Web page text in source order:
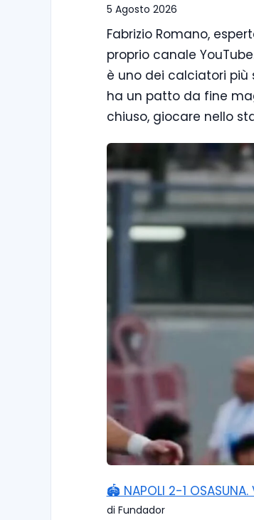
5 Agosto 2026
Fabrizio Romano,
proprio canale
è uno dei calciatori
ha un patto da fine
chiuso, giocare nello
🏟️ NAPOLI 2-1
di Fundador